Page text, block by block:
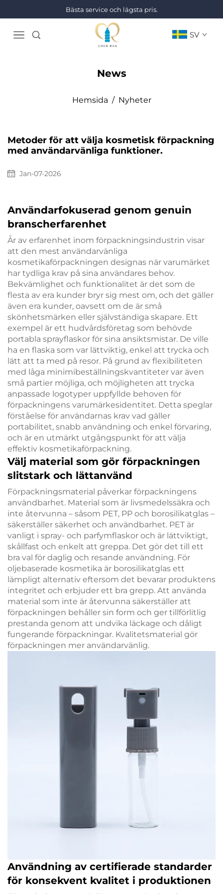
Bästa service och lägsta pris.
SV
Hemsida / Nyheter
News
Metoder för att välja kosmetisk förpackning
med användarvänliga funktioner.
Jan-07-2026
Användarfokuserad genom genuin
branscherfarenhet
År av erfarenhet inom förpackningsindustrin visar
att den mest användarvänliga
kosmetikaförpackningen designas när varumärket
har tydliga krav på sina användares behov.
Bekvämlighet och funktionalitet är det som de
flesta av era kunder bryr sig mest om, och det gäller
även era kunder, oavsett om de är små
skönhetsmärken eller självständiga skapare. Ett
exempel är ett hudvårdsföretag som behövde
portabla sprayflaskor för sina ansiktsmistar. De ville
ha en flaska som var lättviktig, enkel att trycka och
lätt att ta med på resor. På grund av flexibiliteten
med låga minimibeställningskvantiteter var även
små partier möjliga, och möjligheten att trycka
anpassade logotyper uppfyllde behoven för
förpackningens varumärkesidentitet. Detta speglar
förståelse för användarnas krav vad gäller
portabilitet, snabb användning och enkel förvaring,
och är en utmärkt utgångspunkt för att välja
effektiv kosmetikaförpackning.
Välj material som gör förpackningen
slitstark och lättanvänd
Förpackningsmaterial påverkar förpackningens
användbarhet. Material som är livsmedelssäkra och
inte återvunna – såsom PET, PP och borosilikatglas –
säkerställer säkerhet och användbarhet. PET är
vanligt i spray- och parfymflaskor och är lättviktigt,
skållfast och enkelt att greppa. Det gör det till ett
bra val för daglig och resande användning. För
oljebaserade kosmetika är borosilikatglas ett
lämpligt alternativ eftersom det bevarar produktens
integritet och erbjuder ett bra grepp. Att använda
material som inte är återvunna säkerställer att
förpackningen behåller sin form och ger tillförlitlig
prestanda genom att undvika läckage och dåligt
fungerande förpackningar. Kvalitetsmaterial gör
förpackningen mer användarvänlig.
Användning av certifierade standarder
för konsekvent kvalitet i produktionen